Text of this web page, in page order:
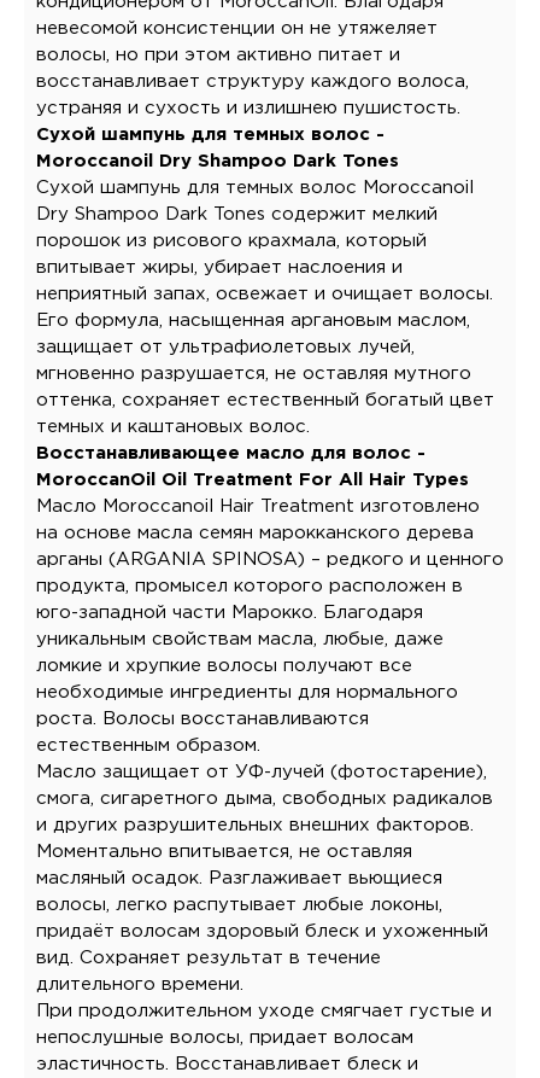
невесомой консистенции он не утяжеляет
волосы, но при этом активно питает и
восстанавливает структуру каждого волоса,
устраняя и сухость и излишнею пушистость.
Сухой шампунь для темных волос -
Moroccanoil Dry Shampoo Dark Tones
Сухой шампунь для темных волос Moroccanoil
Dry Shampoo Dark Tones содержит мелкий
порошок из рисового крахмала, который
впитывает жиры, убирает наслоения и
неприятный запах, освежает и очищает волосы.
Его формула, насыщенная аргановым маслом,
защищает от ультрафиолетовых лучей,
мгновенно разрушается, не оставляя мутного
оттенка, сохраняет естественный богатый цвет
темных и каштановых волос.
Восстанавливающее масло для волос -
MoroccanOil Oil Treatment For All Hair Types
Масло Moroccanoil Hair Treatment изготовлено
на основе масла семян марокканского дерева
арганы (ARGANIA SPINOSA) – редкого и ценного
продукта, промысел которого расположен в
юго-западной части Марокко. Благодаря
уникальным свойствам масла, любые, даже
ломкие и хрупкие волосы получают все
необходимые ингредиенты для нормального
роста. Волосы восстанавливаются
естественным образом.
Масло защищает от УФ-лучей (фотостарение),
смога, сигаретного дыма, свободных радикалов
и других разрушительных внешних факторов.
Моментально впитывается, не оставляя
масляный осадок. Разглаживает вьющиеся
волосы, легко распутывает любые локоны,
придаёт волосам здоровый блеск и ухоженный
вид. Сохраняет результат в течение
длительного времени.
При продолжительном уходе смягчает густые и
непослушные волосы, придает волосам
эластичность. Восстанавливает блеск и